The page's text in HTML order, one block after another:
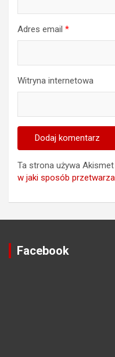
Adres email *
Witryna internetowa
Ta strona używa
w jaki sposób
Facebook